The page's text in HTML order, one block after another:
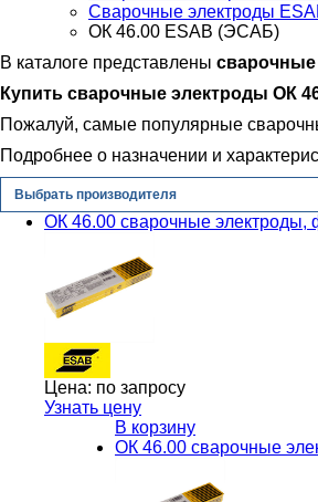
Сварочные электроды
ОК 46.00 ESAB (ЭСАБ)
В каталоге представлены сварочные
Купить сварочные электроды ОК
Пожалуй, самые популярные
Подробнее о назначении и
Выбрать производителя
ОК 46.00 сварочные
Цена: по запросу
Узнать цену
В корзину
ОК 46.00 сварочные